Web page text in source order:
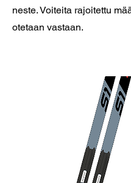
neste. Voiteita rajoitettu
otetaan vastaan.